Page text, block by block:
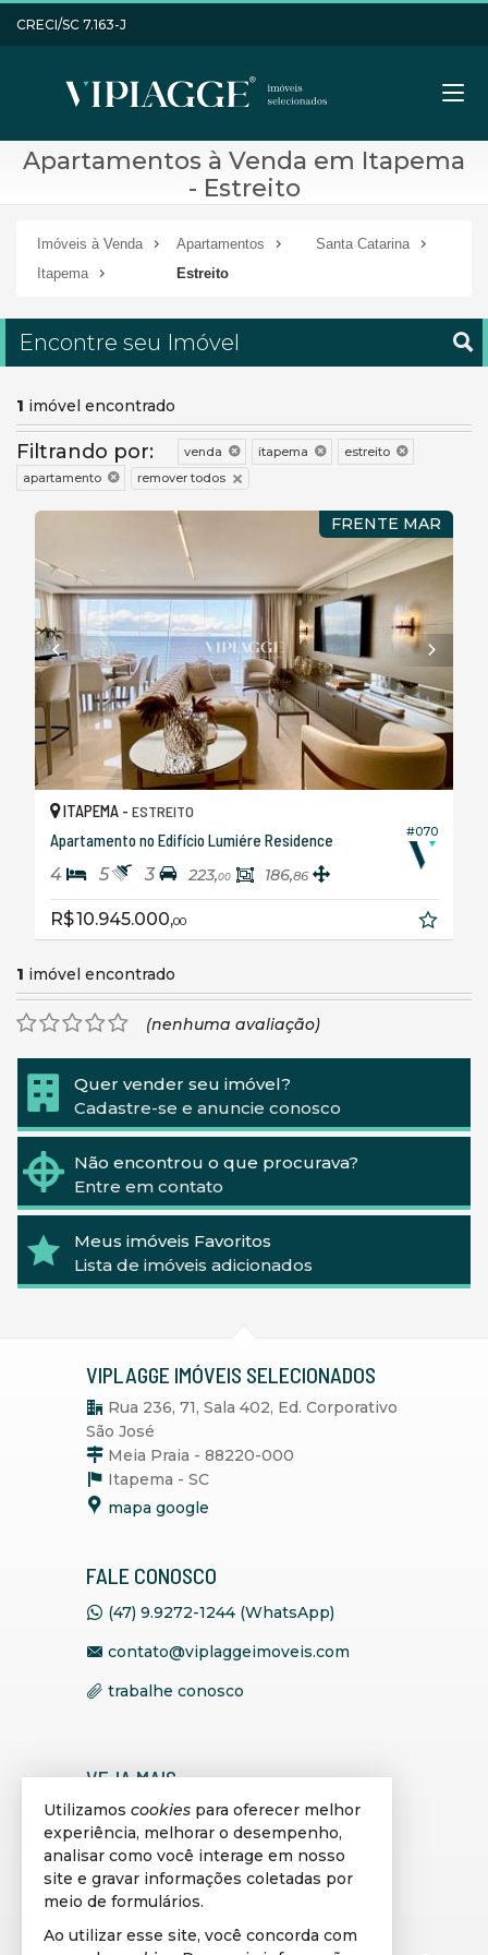
CRECI/SC 7.163-J
Apartamentos à Venda em Itapema
- Estreito
Imóveis à Venda Apartamentos
Santa Catarina
Itapema
Estreito
Encontre seu Imóvel
1 imóvel encontrado
Filtrando por: venda itapema
estreito
apartamento
remover todos
FRENTE MAR
#070
ITAPEMA - ESTREITO
Apartamento no Edifício Lumiére Residence
4 5 3 223,00 186,86
R$ 10.945.000,00
1 imóvel encontrado
(nenhuma avaliação)
Quer vender seu imóvel?
Cadastre-se e anuncie conosco
Não encontrou o que procurava?
Entre em contato
Meus imóveis Favoritos
Lista de imóveis adicionados
VIPLAGGE IMÓVEIS SELECIONADOS
Rua 236, 71, Sala 402, Ed. Corporativo
São José
Meia Praia - 88220-000
Itapema - SC
mapa google
FALE CONOSCO
(47) 9.9272-1244 (WhatsApp)
contato@viplaggeimoveis.com
trabalhe conosco
VEJA MAIS
receba nosso newsletter
indicadores financeiros
cadastre seu imóvel
imóveis favoritos
Utilizamos cookies para oferecer melhor
experiência, melhorar o desempenho,
analisar como você interage em nosso
site e gravar informações coletadas por
meio de formulários.
Ao utilizar esse site, você concorda com